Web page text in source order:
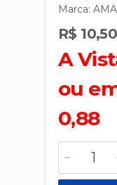
Marca:
R$ 10,50
A
ou
0,88